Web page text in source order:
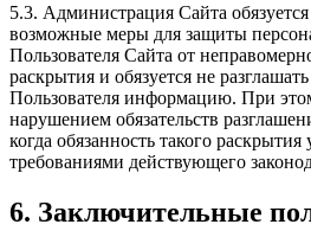
5.3. Администрация Сайта
возможные меры для защиты
Пользователя Сайта от
раскрытия и обязуется не
Пользователя информацию. При
нарушением обязательств
когда обязанность такого раскрытия
требованиями действующего
6. Заключительные